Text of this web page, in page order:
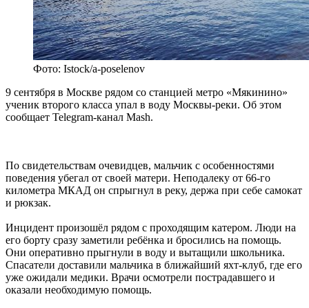
Фото: Istock/a-poselenov
9 сентября в Москве рядом со станцией метро «Мякинино»
ученик второго класса упал в воду Москвы-реки. Об этом
сообщает Telegram-канал Mash.
По свидетельствам очевидцев, мальчик с особенностями
поведения убегал от своей матери. Неподалеку от 66-го
километра МКАД он спрыгнул в реку, держа при себе самокат
и рюкзак.
Инцидент произошёл рядом с проходящим катером. Люди на
его борту сразу заметили ребёнка и бросились на помощь.
Они оперативно прыгнули в воду и вытащили школьника.
Спасатели доставили мальчика в ближайший яхт-клуб, где его
уже ожидали медики. Врачи осмотрели пострадавшего и
оказали необходимую помощь.